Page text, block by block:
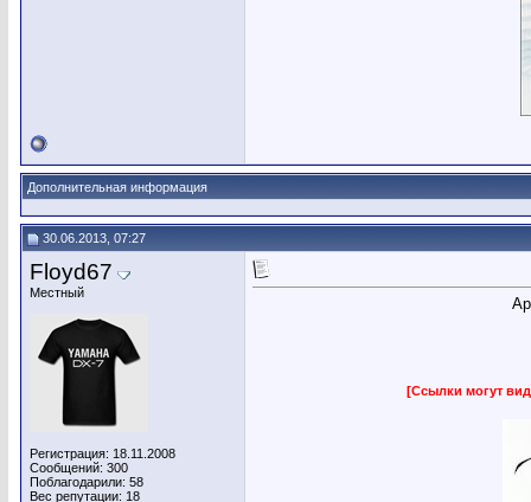
Дополнительная информация
30.06.2013, 07:27
Floyd67
Местный
Регистрация: 18.11.2008
Сообщений: 300
Поблагодарили: 58
Вес репутации: 18
[Ссылки могут